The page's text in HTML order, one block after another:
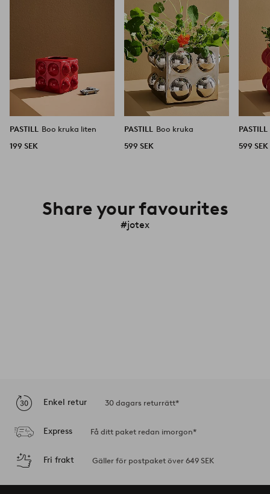
PASTILL
Boo kruka liten
199 SEK
PASTILL
Boo kruka
599 SEK
PASTILL
599 SEK
Share your favourites
#jotex
Enkel retur 30 dagars returrätt*
Express Få ditt paket redan imorgon*
Fri frakt Gäller för postpaket över 649 SEK